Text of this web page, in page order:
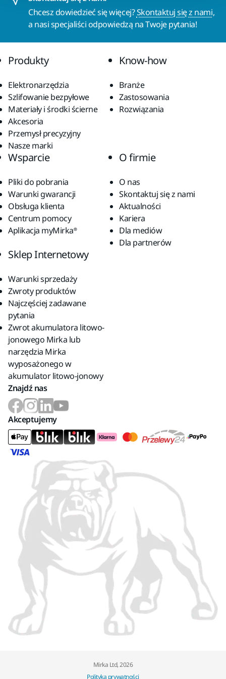
Chcesz dowiedzieć się więcej?Skontaktuj się z nami,
a nasi specjaliści odpowiedzą na Twoje pytania!
Produkty
Elektronarzędzia
Szlifowanie bezpyłowe
Materiały i środki ścierne
Akcesoria
Przemysł precyzyjny
Nasze marki
Know-how
Branże
Zastosowania
Rozwiązania
Wsparcie
Pliki do pobrania
Warunki gwarancji
Obsługa klienta
Centrum pomocy
Aplikacja myMirka®
O firmie
O nas
Skontaktuj się z nami
Aktualności
Kariera
Dla mediów
Dla partnerów
Sklep Internetowy
Warunki sprzedaży
Zwroty produktów
Najczęściej zadawane
pytania
Zwrot akumulatora litowo-
jonowego Mirka lub
narzędzia Mirka
wyposażonego w
akumulator litowo-jonowy
Znajdź nas
Akceptujemy
Mirka Ltd, 2026
Polityka prywatności